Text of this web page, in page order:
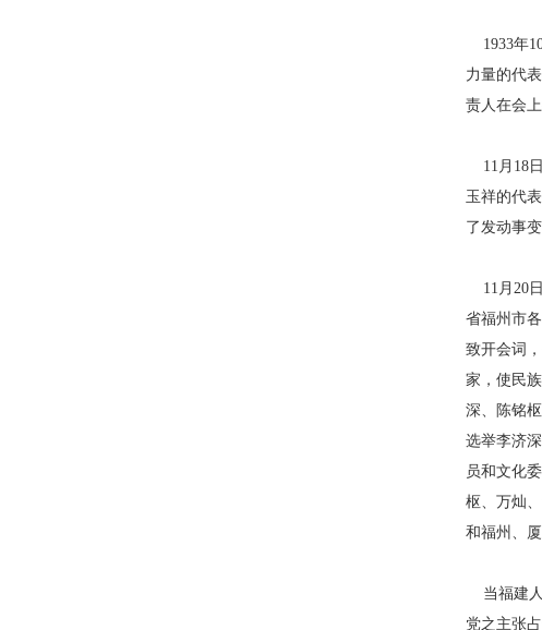
1933年
力量的代
责人在会
11月18
玉祥的代
了发动事
11月20
省福州市
致开会词
家，使民
深、陈铭
选举李济
员和文化
枢、万灿
和福州、
当福建人
党之主张